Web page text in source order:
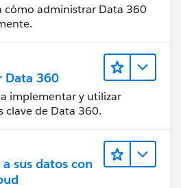
cómo administrar Data 360
Data 360
implementar y utilizar
clave de Data 360.
sus datos con